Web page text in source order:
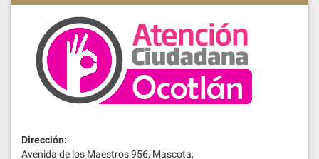
Dirección:
Avenida de los Maestros 956, Mascota,